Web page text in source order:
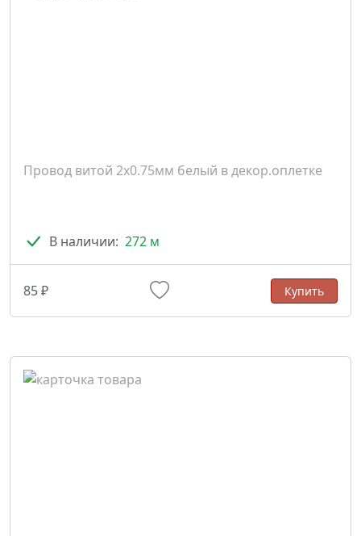
Провод витой 2х0.75мм белый в декор.оплетке
В наличии: 272 м
85 ₽ Купить